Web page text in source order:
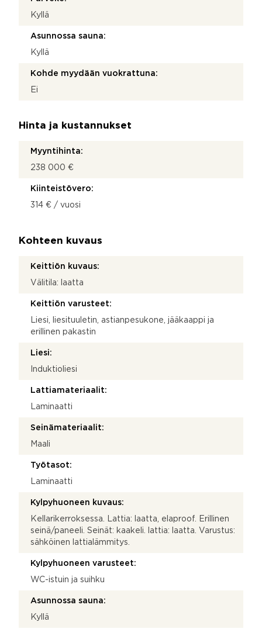
Kyllä
Asunnossa sauna:
Kyllä
Kohde myydään vuokrattuna:
Ei
Hinta ja kustannukset
Myyntihinta:
238 000 €
Kiinteistövero:
314 € / vuosi
Kohteen kuvaus
Keittiön kuvaus:
Välitila: laatta
Keittiön varusteet:
Liesi, liesituuletin, astianpesukone, jääkaappi ja
erillinen pakastin
Liesi:
Induktioliesi
Lattiamateriaalit:
Laminaatti
Seinämateriaalit:
Maali
Työtasot:
Laminaatti
Kylpyhuoneen kuvaus:
Kellarikerroksessa. Lattia: laatta, elaproof. Erillinen
seinä/paneeli. Seinät: kaakeli. lattia: laatta. Varustus:
sähköinen lattialämmitys.
Kylpyhuoneen varusteet:
WC-istuin ja suihku
Asunnossa sauna:
Kyllä